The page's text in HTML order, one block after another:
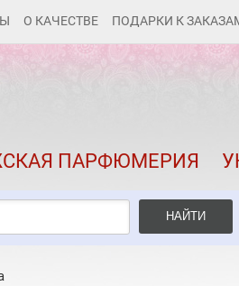
О КАЧЕСТВЕ ПОДАРКИ К
О
ПОДАРКИ К
ПАРФЮМЕРИЯ
НАЙТИ